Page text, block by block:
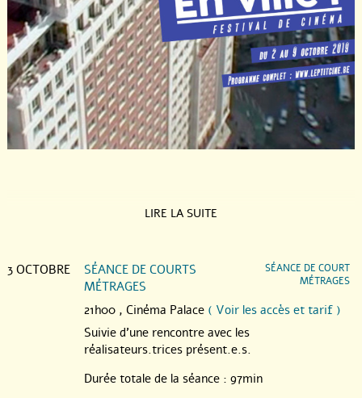
LIRE LA SUITE
3 OCTOBRE
SÉANCE DE COURTS
MÉTRAGES
SÉANCE DE COURT
MÉTRAGES
21h00 , Cinéma Palace ( Voir les accès et tarif )
Suivie d’une rencontre avec les
réalisateurs.trices présent.e.s.
Durée totale de la séance : 97min